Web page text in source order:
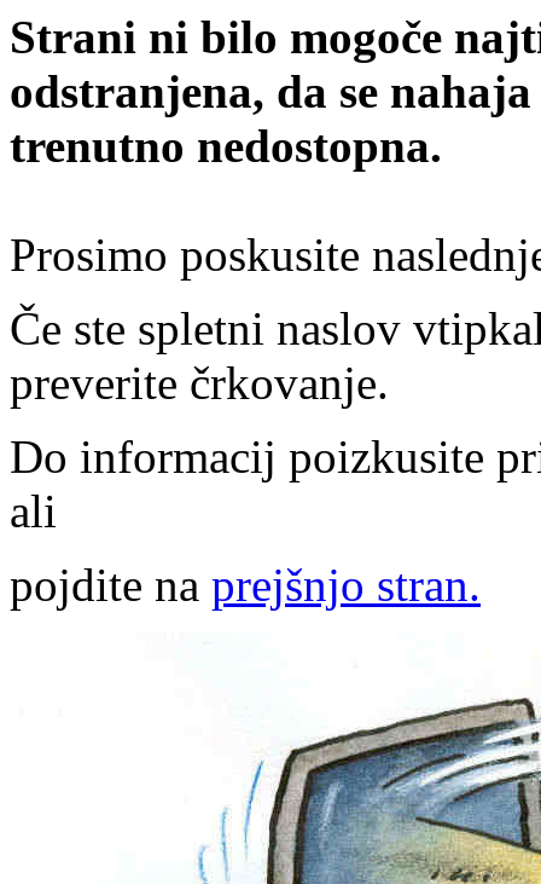
Strani ni bilo mogoče
odstranjena, da se
trenutno nedostopna.
Prosimo poskusite
Če ste spletni naslov
preverite črkovanje.
Do informacij poizkusite
ali
pojdite na prejšnjo stran.